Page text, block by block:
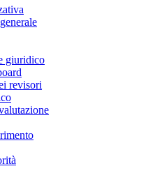
giuridico
revisori